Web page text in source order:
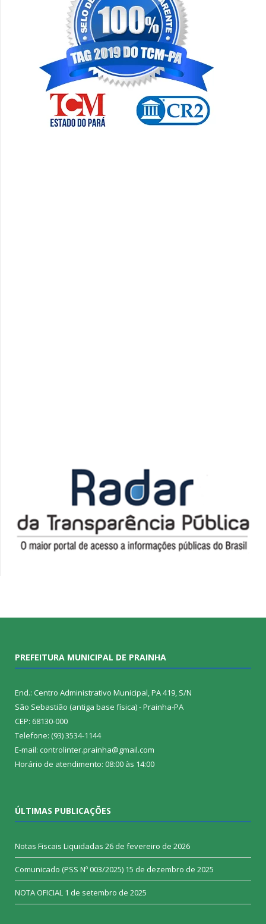
PREFEITURA MUNICIPAL DE PRAINHA
End.: Centro Administrativo Municipal, PA 419, S/N
São Sebastião (antiga base física) - Prainha-PA
CEP: 68130-000
Telefone: (93) 3534-1144
E-mail: controlinter.prainha@gmail.com
Horário de atendimento: 08:00 às 14:00
ÚLTIMAS PUBLICAÇÕES
Notas Fiscais Liquidadas 26 de fevereiro de 2026
Comunicado (PSS Nº 003/2025) 15 de dezembro de 2025
NOTA OFICIAL 1 de setembro de 2025